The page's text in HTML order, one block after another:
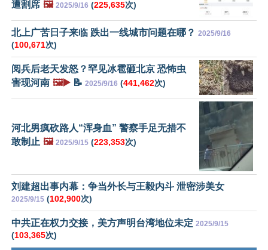
遭割席 🖼️ 2025/9/16 (225,635次)
北上广苦日子来临 跌出一线城市问题在哪？ 2025/9/16
(100,671次)
阅兵后老天发怒？罕见冰雹砸北京 恐怖虫
害现河南 🖼️▶️ 📝 2025/9/16 (441,462次)
河北男疯砍路人“浑身血” 警察手足无措不
敢制止 🖼️ 2025/9/15 (223,353次)
刘建超出事内幕：争当外长与王毅内斗 泄密涉美女
2025/9/15 (102,900次)
中共正在权力交接，美方声明台湾地位未定 2025/9/15
(103,365次)